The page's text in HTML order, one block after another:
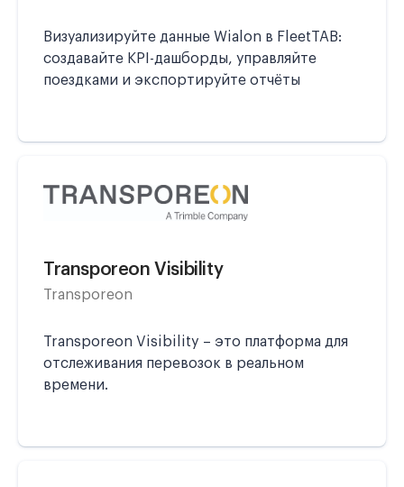
Визуализируйте данные Wialon в FleetTAB:
создавайте KPI-дашборды, управляйте
поездками и экспортируйте отчёты
Transporeon Visibility
Transporeon
Transporeon Visibility – это платформа для
отслеживания перевозок в реальном
времени.